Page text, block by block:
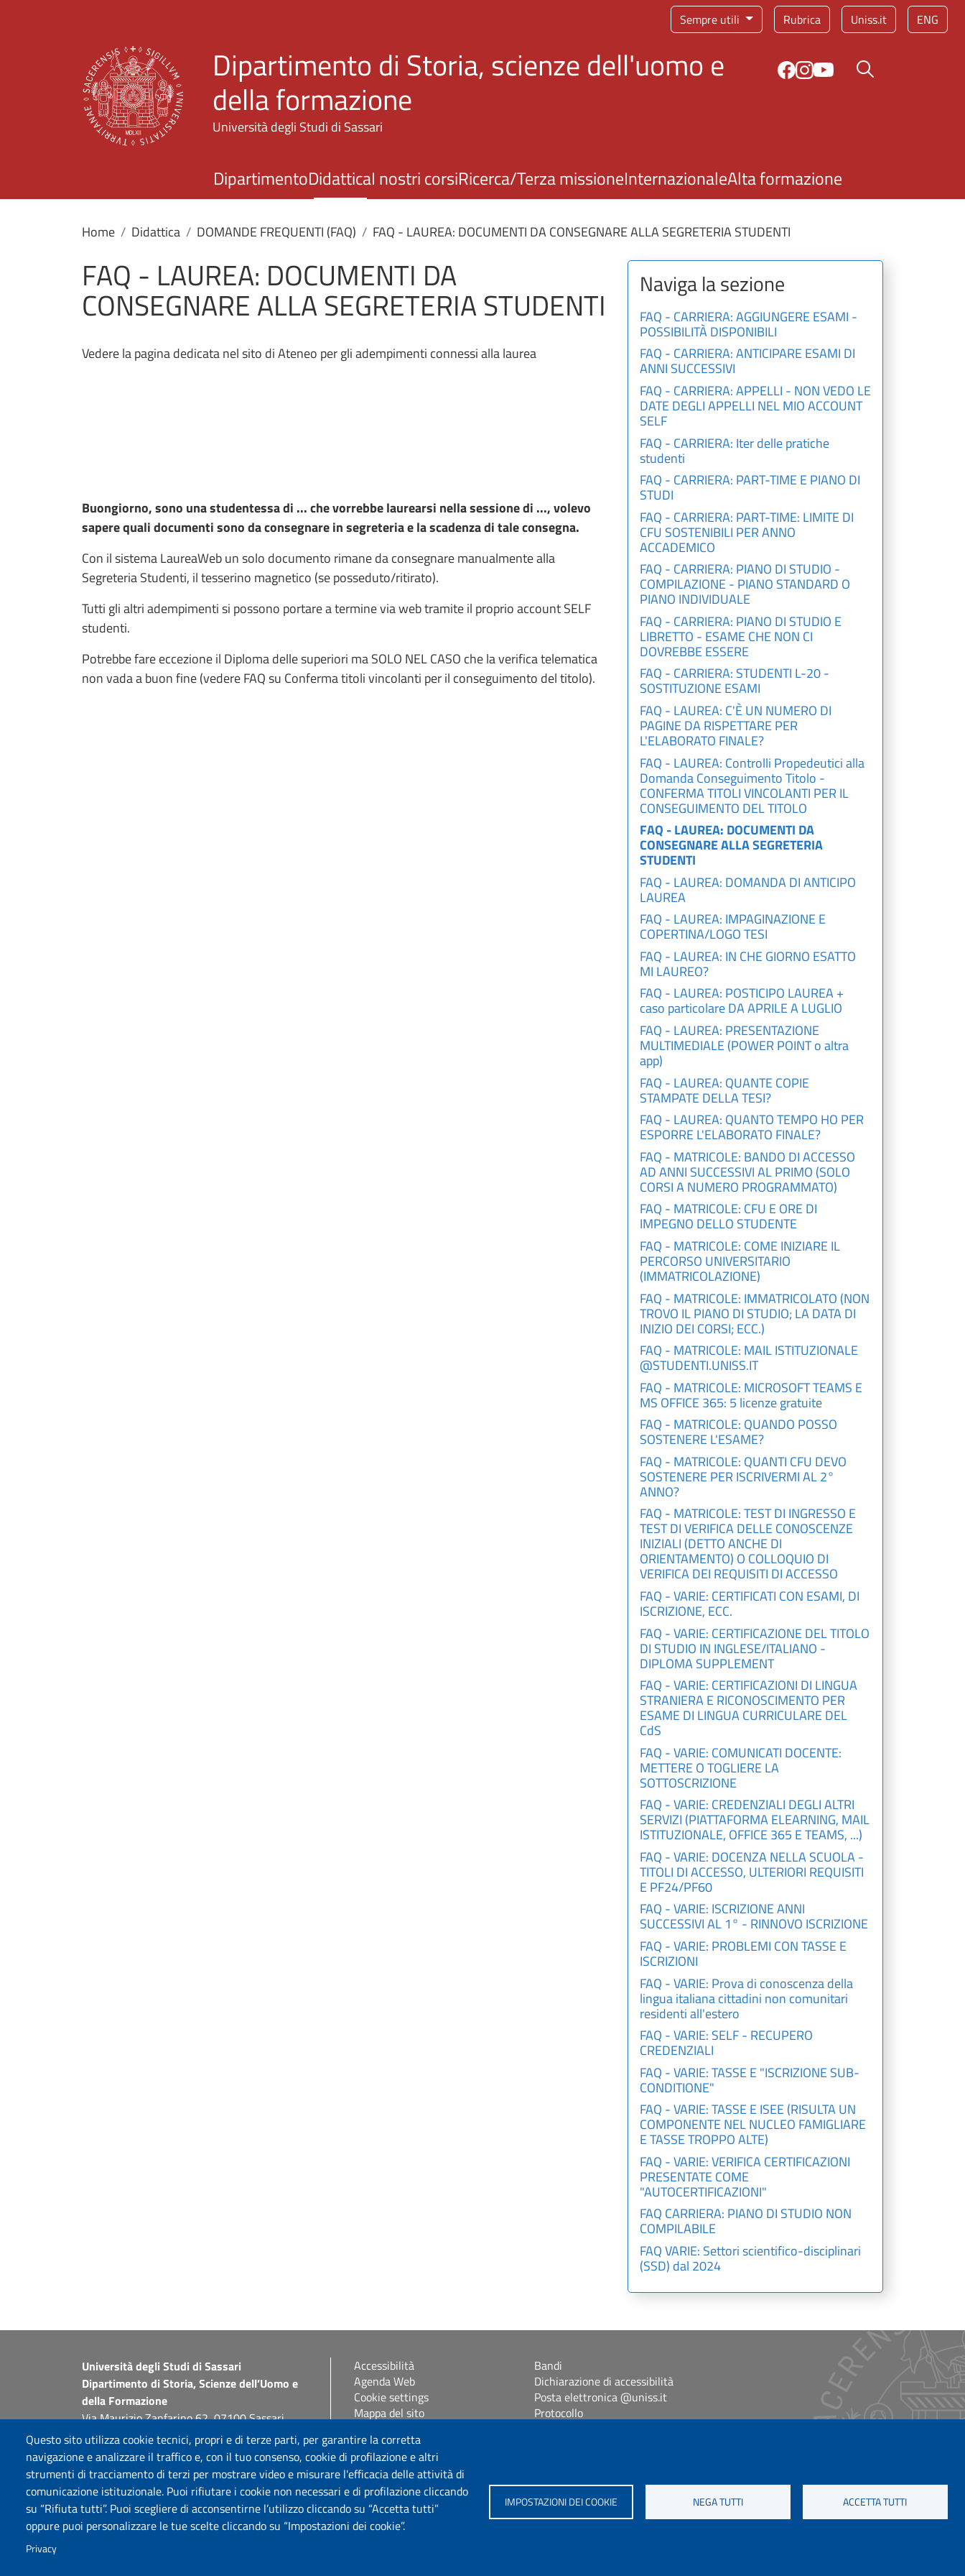
Sempre utili Rubrica Uniss.it ENG
Questo sito utilizza cookie tecnici, propri e di terze parti, per garantire la corretta
navigazione e analizzare il traffico e, con il tuo consenso, cookie di profilazione e altri
strumenti di tracciamento di terzi per mostrare video e misurare l'efficacia delle attività di
comunicazione istituzionale. Puoi rifiutare i cookie non necessari e di profilazione cliccando
su “Rifiuta tutti”. Puoi scegliere di acconsentirne l’utilizzo cliccando su “Accetta tutti”
oppure puoi personalizzare le tue scelte cliccando su “Impostazioni dei cookie”.
Privacy
IMPOSTAZIONI DEI COOKIE NEGA TUTTI ACCETTA TUTTI
Dipartimento di Storia, scienze dell'uomo e
della formazione
Università degli Studi di Sassari
Bottone cerca
DipartimentoDidatticaI nostri corsiRicerca/Terza missioneInternazionaleAlta formazione
Home Didattica DOMANDE FREQUENTI (FAQ) FAQ - LAUREA: DOCUMENTI DA CONSEGNARE ALLA SEGRETERIA STUDENTI
FAQ - LAUREA: DOCUMENTI DA
CONSEGNARE ALLA SEGRETERIA STUDENTI
Vedere la pagina dedicata nel sito di Ateneo per gli adempimenti connessi alla laurea
Buongiorno, sono una studentessa di ... che vorrebbe laurearsi nella sessione di ..., volevo
sapere quali documenti sono da consegnare in segreteria e la scadenza di tale consegna.
Con il sistema LaureaWeb un solo documento rimane da consegnare manualmente alla
Segreteria Studenti, il tesserino magnetico (se posseduto/ritirato).
Tutti gli altri adempimenti si possono portare a termine via web tramite il proprio account SELF
studenti.
Potrebbe fare eccezione il Diploma delle superiori ma SOLO NEL CASO che la verifica telematica
non vada a buon fine (vedere FAQ su Conferma titoli vincolanti per il conseguimento del titolo).
Naviga la sezione
FAQ - CARRIERA: AGGIUNGERE ESAMI -
POSSIBILITÀ DISPONIBILI
FAQ - CARRIERA: ANTICIPARE ESAMI DI
ANNI SUCCESSIVI
FAQ - CARRIERA: APPELLI - NON VEDO LE
DATE DEGLI APPELLI NEL MIO ACCOUNT
SELF
FAQ - CARRIERA: Iter delle pratiche
studenti
FAQ - CARRIERA: PART-TIME E PIANO DI
STUDI
FAQ - CARRIERA: PART-TIME: LIMITE DI
CFU SOSTENIBILI PER ANNO
ACCADEMICO
FAQ - CARRIERA: PIANO DI STUDIO -
COMPILAZIONE - PIANO STANDARD O
PIANO INDIVIDUALE
FAQ - CARRIERA: PIANO DI STUDIO E
LIBRETTO - ESAME CHE NON CI
DOVREBBE ESSERE
FAQ - CARRIERA: STUDENTI L-20 -
SOSTITUZIONE ESAMI
FAQ - LAUREA: C'È UN NUMERO DI
PAGINE DA RISPETTARE PER
L'ELABORATO FINALE?
FAQ - LAUREA: Controlli Propedeutici alla
Domanda Conseguimento Titolo -
CONFERMA TITOLI VINCOLANTI PER IL
CONSEGUIMENTO DEL TITOLO
FAQ - LAUREA: DOCUMENTI DA
CONSEGNARE ALLA SEGRETERIA
STUDENTI
FAQ - LAUREA: DOMANDA DI ANTICIPO
LAUREA
FAQ - LAUREA: IMPAGINAZIONE E
COPERTINA/LOGO TESI
FAQ - LAUREA: IN CHE GIORNO ESATTO
MI LAUREO?
FAQ - LAUREA: POSTICIPO LAUREA +
caso particolare DA APRILE A LUGLIO
FAQ - LAUREA: PRESENTAZIONE
MULTIMEDIALE (POWER POINT o altra
app)
FAQ - LAUREA: QUANTE COPIE
STAMPATE DELLA TESI?
FAQ - LAUREA: QUANTO TEMPO HO PER
ESPORRE L'ELABORATO FINALE?
FAQ - MATRICOLE: BANDO DI ACCESSO
AD ANNI SUCCESSIVI AL PRIMO (SOLO
CORSI A NUMERO PROGRAMMATO)
FAQ - MATRICOLE: CFU E ORE DI
IMPEGNO DELLO STUDENTE
FAQ - MATRICOLE: COME INIZIARE IL
PERCORSO UNIVERSITARIO
(IMMATRICOLAZIONE)
FAQ - MATRICOLE: IMMATRICOLATO (NON
TROVO IL PIANO DI STUDIO; LA DATA DI
INIZIO DEI CORSI; ECC.)
FAQ - MATRICOLE: MAIL ISTITUZIONALE
@STUDENTI.UNISS.IT
FAQ - MATRICOLE: MICROSOFT TEAMS E
MS OFFICE 365: 5 licenze gratuite
FAQ - MATRICOLE: QUANDO POSSO
SOSTENERE L'ESAME?
FAQ - MATRICOLE: QUANTI CFU DEVO
SOSTENERE PER ISCRIVERMI AL 2°
ANNO?
FAQ - MATRICOLE: TEST DI INGRESSO E
TEST DI VERIFICA DELLE CONOSCENZE
INIZIALI (DETTO ANCHE DI
ORIENTAMENTO) O COLLOQUIO DI
VERIFICA DEI REQUISITI DI ACCESSO
FAQ - VARIE: CERTIFICATI CON ESAMI, DI
ISCRIZIONE, ECC.
FAQ - VARIE: CERTIFICAZIONE DEL TITOLO
DI STUDIO IN INGLESE/ITALIANO -
DIPLOMA SUPPLEMENT
FAQ - VARIE: CERTIFICAZIONI DI LINGUA
STRANIERA E RICONOSCIMENTO PER
ESAME DI LINGUA CURRICULARE DEL
CdS
FAQ - VARIE: COMUNICATI DOCENTE:
METTERE O TOGLIERE LA
SOTTOSCRIZIONE
FAQ - VARIE: CREDENZIALI DEGLI ALTRI
SERVIZI (PIATTAFORMA ELEARNING, MAIL
ISTITUZIONALE, OFFICE 365 E TEAMS, ...)
FAQ - VARIE: DOCENZA NELLA SCUOLA -
TITOLI DI ACCESSO, ULTERIORI REQUISITI
E PF24/PF60
FAQ - VARIE: ISCRIZIONE ANNI
SUCCESSIVI AL 1° - RINNOVO ISCRIZIONE
FAQ - VARIE: PROBLEMI CON TASSE E
ISCRIZIONI
FAQ - VARIE: Prova di conoscenza della
lingua italiana cittadini non comunitari
residenti all'estero
FAQ - VARIE: SELF - RECUPERO
CREDENZIALI
FAQ - VARIE: TASSE E "ISCRIZIONE SUB-
CONDITIONE"
FAQ - VARIE: TASSE E ISEE (RISULTA UN
COMPONENTE NEL NUCLEO FAMIGLIARE
E TASSE TROPPO ALTE)
FAQ - VARIE: VERIFICA CERTIFICAZIONI
PRESENTATE COME
"AUTOCERTIFICAZIONI"
FAQ CARRIERA: PIANO DI STUDIO NON
COMPILABILE
FAQ VARIE: Settori scientifico-disciplinari
(SSD) dal 2024
Università degli Studi di Sassari
Dipartimento di Storia, Scienze dell’Uomo e
della Formazione
Via Maurizio Zanfarino 62, 07100 Sassari
PEC: dip.storia.scienze.formazione@pec.uniss.it
www.uniss.it
Accessibilità
Agenda Web
Cookie settings
Mappa del sito
eUniss
Bandi
Dichiarazione di accessibilità
Posta elettronica @uniss.it
Protocollo
Seguici su